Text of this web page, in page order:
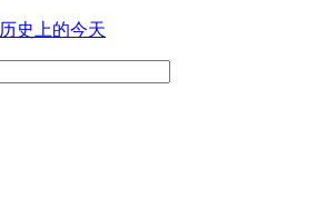
历史上的今天